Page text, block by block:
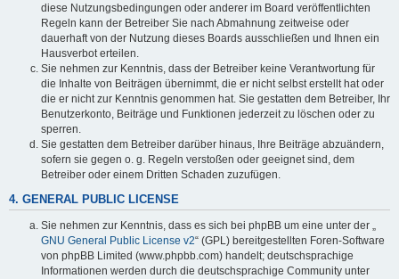
diese Nutzungsbedingungen oder anderer im Board veröffentlichten
Regeln kann der Betreiber Sie nach Abmahnung zeitweise oder
dauerhaft von der Nutzung dieses Boards ausschließen und Ihnen ein
Hausverbot erteilen.
Sie nehmen zur Kenntnis, dass der Betreiber keine Verantwortung für
die Inhalte von Beiträgen übernimmt, die er nicht selbst erstellt hat oder
die er nicht zur Kenntnis genommen hat. Sie gestatten dem Betreiber, Ihr
Benutzerkonto, Beiträge und Funktionen jederzeit zu löschen oder zu
sperren.
Sie gestatten dem Betreiber darüber hinaus, Ihre Beiträge abzuändern,
sofern sie gegen o. g. Regeln verstoßen oder geeignet sind, dem
Betreiber oder einem Dritten Schaden zuzufügen.
4. GENERAL PUBLIC LICENSE
Sie nehmen zur Kenntnis, dass es sich bei phpBB um eine unter der „
GNU General Public License v2“ (GPL) bereitgestellten Foren-Software
von phpBB Limited (www.phpbb.com) handelt; deutschsprachige
Informationen werden durch die deutschsprachige Community unter